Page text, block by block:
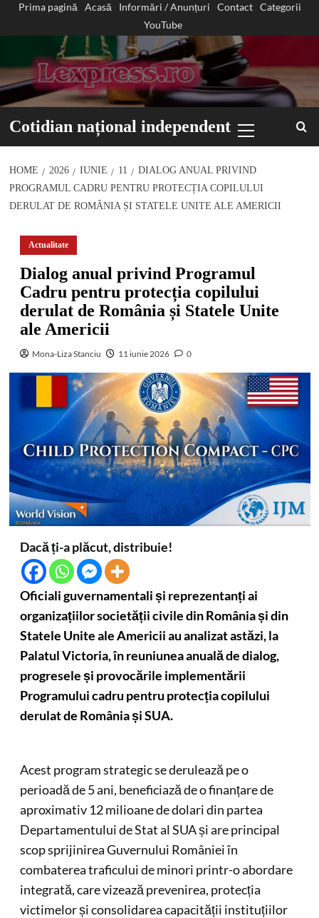
Prima pagină Acasă Informări / Anunțuri Contact
Categorii
YouTube
Cotidian național independent
Menu
HOME 2026 IUNIE 11
DIALOG ANUAL PRIVIND
PROGRAMUL CADRU PENTRU PROTECȚIA COPILULUI
DERULAT DE ROMÂNIA ȘI STATELE UNITE ALE AMERICII
Actualitate
Dialog anual privind Programul
Cadru pentru protecția copilului
derulat de România și Statele Unite
ale Americii
Mona-Liza Stanciu 11 iunie 2026 0
Dacă ți-a plăcut, distribuie!
Oficiali guvernamentali și reprezentanți ai
organizațiilor societății civile din România și din
Statele Unite ale Americii au analizat astăzi, la
Palatul Victoria, în reuniunea anuală de dialog,
progresele și provocările implementării
Programului cadru pentru protecția copilului
derulat de România și SUA.
Acest program strategic se derulează pe o
perioadă de 5 ani, beneficiază de o finanțare de
aproximativ 12 milioane de dolari din partea
Departamentului de Stat al SUA și are principal
scop sprijinirea Guvernului României în
combaterea traficului de minori printr-o abordare
integrată, care vizează prevenirea, protecția
victimelor și consolidarea capacității instituțiilor